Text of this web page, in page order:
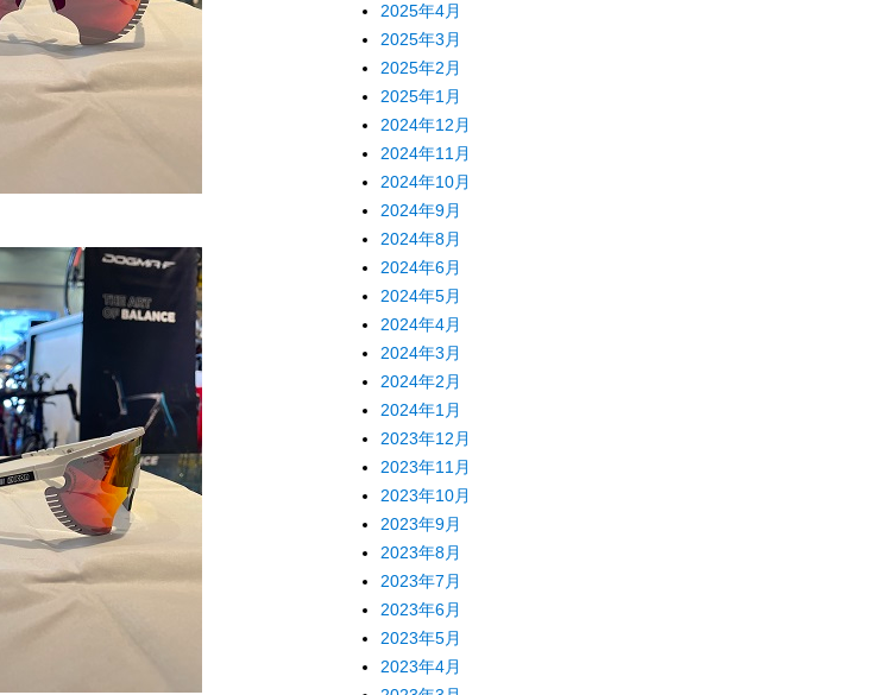
2025年4月
2025年3月
2025年2月
2025年1月
2024年12月
2024年11月
2024年10月
2024年9月
2024年8月
2024年6月
2024年5月
2024年4月
2024年3月
2024年2月
2024年1月
2023年12月
2023年11月
2023年10月
2023年9月
2023年8月
2023年7月
2023年6月
2023年5月
2023年4月